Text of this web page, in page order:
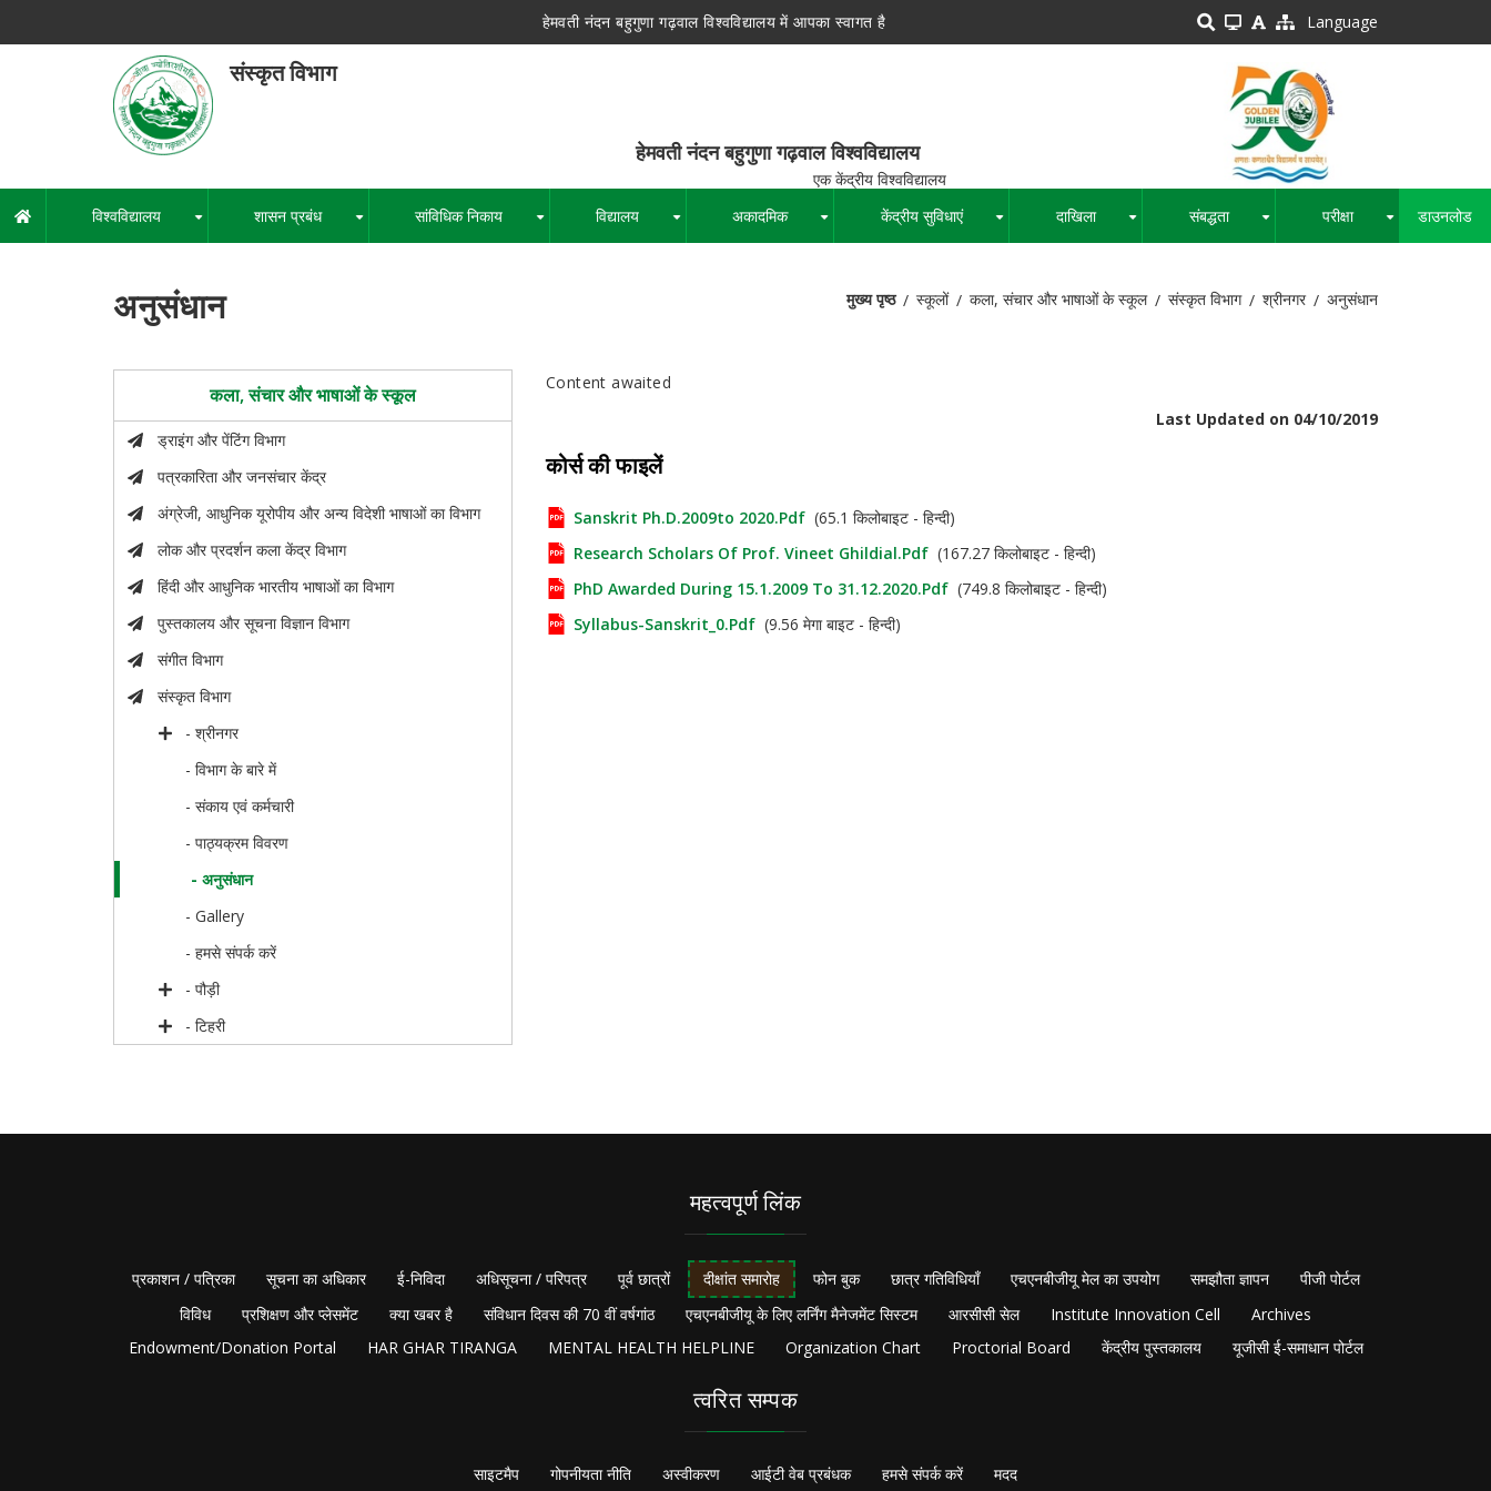
हेमवती नंदन बहुगुणा गढ़वाल विश्वविद्यालय में आपका स्वागत है Language
संस्कृत विभाग
हेमवती नंदन बहुगुणा गढ़वाल विश्वविद्यालय
एक केंद्रीय विश्वविद्यालय
मुख्य
नेविगेशन
विश्वविद्यालय शासन प्रबंध सांविधिक निकाय विद्यालय अकादमिक केंद्रीय सुविधाएं दाखिला संबद्धता परीक्षा डाउनलोड
अनुसंधान मुख्य पृष्ठ स्कूलों कला, संचार और भाषाओं के स्कूल संस्कृत विभाग श्रीनगर अनुसंधान
कला, संचार और भाषाओं के स्कूल
ड्राइंग और पेंटिंग विभाग
पत्रकारिता और जनसंचार केंद्र
अंग्रेजी, आधुनिक यूरोपीय और अन्य विदेशी भाषाओं का विभाग
लोक और प्रदर्शन कला केंद्र विभाग
हिंदी और आधुनिक भारतीय भाषाओं का विभाग
पुस्तकालय और सूचना विज्ञान विभाग
संगीत विभाग
संस्कृत विभाग
- श्रीनगर
- विभाग के बारे में
- संकाय एवं कर्मचारी
- पाठ्यक्रम विवरण
- अनुसंधान
- Gallery
- हमसे संपर्क करें
- पौड़ी
- टिहरी
Content awaited
Last Updated on 04/10/2019
कोर्स की फाइलें
Sanskrit Ph.d.2009to 2020.pdf (65.1 किलोबाइट - हिन्दी)
Research Scholars Of Prof. Vineet Ghildial.pdf (167.27 किलोबाइट - हिन्दी)
PhD Awarded During 15.1.2009 To 31.12.2020.pdf (749.8 किलोबाइट - हिन्दी)
Syllabus-Sanskrit_0.pdf (9.56 मेगा बाइट - हिन्दी)
महत्वपूर्ण लिंक
प्रकाशन / पत्रिका सूचना का अधिकार ई-निविदा अधिसूचना / परिपत्र पूर्व छात्रों दीक्षांत समारोह फोन बुक छात्र गतिविधियाँ एचएनबीजीयू मेल का उपयोग समझौता ज्ञापन
पीजी पोर्टल
विविध
प्रशिक्षण और प्लेसमेंट क्या खबर है संविधान दिवस की 70 वीं वर्षगांठ एचएनबीजीयू के लिए लर्निंग मैनेजमेंट सिस्टम आरसीसी सेल Institute Innovation Cell
Archives
Endowment/Donation Portal
HAR GHAR TIRANGA MENTAL HEALTH HELPLINE Organization Chart Proctorial Board केंद्रीय पुस्तकालय यूजीसी ई-समाधान पोर्टल
त्वरित सम्पक
साइटमैप गोपनीयता नीति अस्वीकरण आईटी वेब प्रबंधक हमसे संपर्क करें मदद